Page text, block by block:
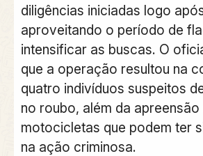
diligências iniciadas logo
aproveitando o período de
intensificar as buscas. O
que a operação resultou na
quatro indivíduos suspeitos
no roubo, além da apreensão
motocicletas que podem ter
na ação criminosa.